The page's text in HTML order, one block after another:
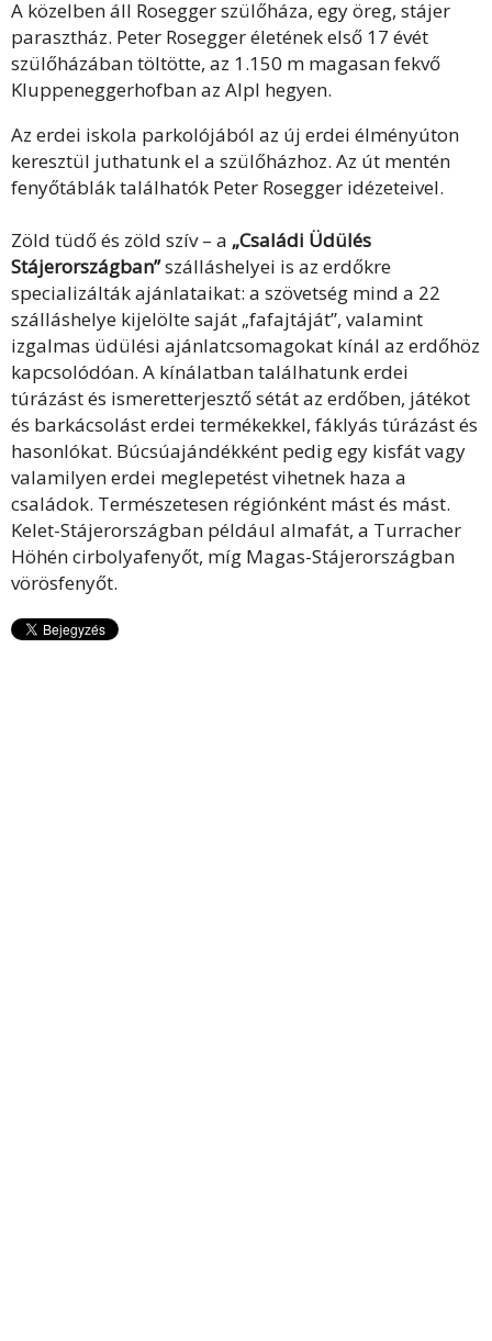
A közelben áll Rosegger szülőháza, egy öreg, stájer
parasztház. Peter Rosegger életének első 17 évét
szülőházában töltötte, az 1.150 m magasan fekvő
Kluppeneggerhofban az Alpl hegyen.
Az erdei iskola parkolójából az új erdei élményúton
keresztül juthatunk el a szülőházhoz. Az út mentén
fenyőtáblák találhatók Peter Rosegger idézeteivel.
Zöld tüdő és zöld szív – a „Családi Üdülés
Stájerországban”szálláshelyei is az erdőkre
specializálták ajánlataikat: a szövetség mind a 22
szálláshelye kijelölte saját „fafajtáját”, valamint
izgalmas üdülési ajánlatcsomagokat kínál az erdőhöz
kapcsolódóan. A kínálatban találhatunk erdei
túrázást és ismeretterjesztő sétát az erdőben, játékot
és barkácsolást erdei termékekkel, fáklyás túrázást és
hasonlókat. Búcsúajándékként pedig egy kisfát vagy
valamilyen erdei meglepetést vihetnek haza a
családok. Természetesen régiónként mást és mást.
Kelet-Stájerországban például almafát, a Turracher
Höhén cirbolyafenyőt, míg Magas-Stájerországban
vörösfenyőt.